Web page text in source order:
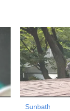
Sunbath